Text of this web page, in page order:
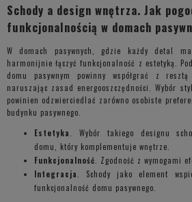
Schody a design wnętrza. Jak
funkcjonalnością w domach
W domach pasywnych, gdzie każdy detal
harmonijnie łączyć funkcjonalność z estetyką.
domu pasywnym powinny współgrać z
naruszając zasad energooszczędności. Wybór
powinien odzwierciedlać zarówno osobiste
budynku pasywnego.
Estetyka. Wybór takiego designu
domu, który komplementuje wnętrze.
Funkcjonalność. Zgodność z wymogami
Integracja. Schody jako element
funkcjonalność domu pasywnego.